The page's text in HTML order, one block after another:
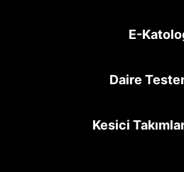
E-
Daire
Kesici